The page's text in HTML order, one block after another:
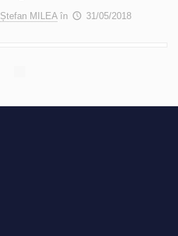
Ștefan MILEA în 31/05/2018